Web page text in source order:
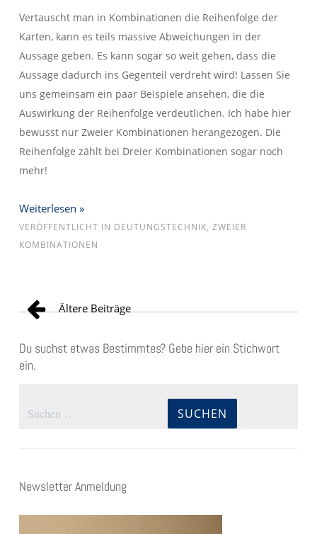
Vertauscht man in Kombinationen die Reihenfolge der
Karten, kann es teils massive Abweichungen in der
Aussage geben. Es kann sogar so weit gehen, dass die
Aussage dadurch ins Gegenteil verdreht wird! Lassen Sie
uns gemeinsam ein paar Beispiele ansehen, die die
Auswirkung der Reihenfolge verdeutlichen. Ich habe hier
bewusst nur Zweier Kombinationen herangezogen. Die
Reihenfolge zählt bei Dreier Kombinationen sogar noch
mehr!
Weiterlesen »
VERÖFFENTLICHT IN DEUTUNGSTECHNIK, ZWEIER
KOMBINATIONEN
Beitragsnavigation
Ältere Beiträge
Du suchst etwas Bestimmtes? Gebe hier ein Stichwort
ein.
nach:
Newsletter Anmeldung